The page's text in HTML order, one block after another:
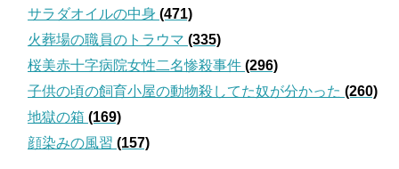
サラダオイルの中身 (471)
火葬場の職員のトラウマ (335)
桜美赤十字病院女性二名惨殺事件 (296)
子供の頃の飼育小屋の動物殺してた奴が分かった (260)
地獄の箱 (169)
顔染みの風習 (157)